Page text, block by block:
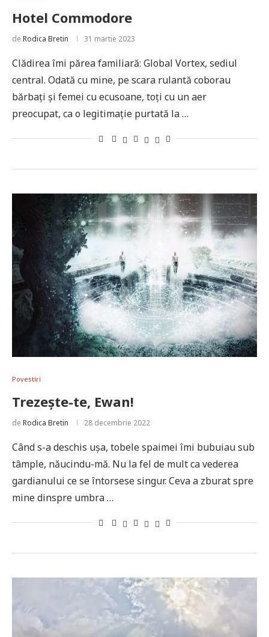
Hotel Commodore
de Rodica Bretin 31 martie 2023
Clădirea îmi părea familiară: Global Vortex, sediul
central. Odată cu mine, pe scara rulantă coborau
bărbați și femei cu ecusoane, toți cu un aer
preocupat, ca o legitimație purtată la …
Povestiri
Trezește-te, Ewan!
de Rodica Bretin 28 decembrie 2022
Când s-a deschis ușa, tobele spaimei îmi bubuiau sub
tâmple, năucindu-mă. Nu la fel de mult ca vederea
gardianului ce se întorsese singur. Ceva a zburat spre
mine dinspre umbra …